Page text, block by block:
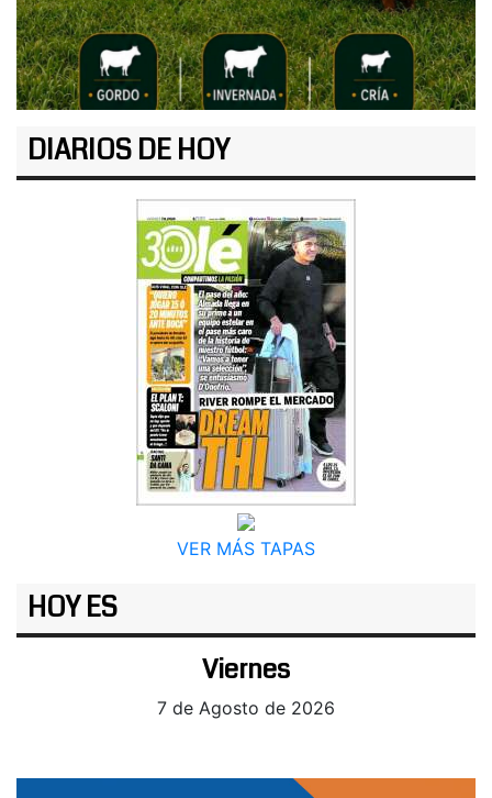
DIARIOS DE HOY
VER MÁS TAPAS
HOY ES
Viernes
7 de Agosto de 2026